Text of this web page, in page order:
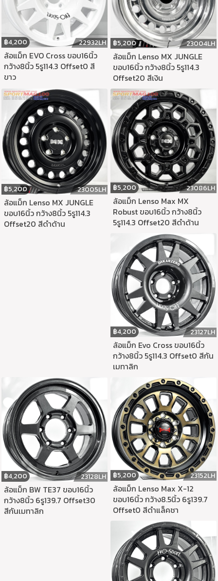
฿4,200 22932LH
ล้อแม็ก EVO Cross ขอบ16นิ้ว
กว้าง8นิ้ว 5รู114.3 Offset0 สี
ขาว
฿5,200 23004LH
ล้อแม็ก Lenso MX JUNGLE
ขอบ16นิ้ว กว้าง8นิ้ว 5รู114.3
Offset20 สีเงิน
฿5,200 23005LH
ล้อแม็ก Lenso MX JUNGLE
ขอบ16นิ้ว กว้าง8นิ้ว 5รู114.3
Offset20 สีดำด้าน
฿5,200 23086LH
ล้อแม็ก Lenso Max MX
Robust ขอบ16นิ้ว กว้าง8นิ้ว
5รู114.3 Offset20 สีดำด้าน
฿4,200 23127LH
ล้อแม็ก Evo Cross ขอบ16นิ้ว
กว้าง8นิ้ว 5รู114.3 Offset0 สีกัน
เมทาลิก
฿4,200 23128LH
ล้อแม็ก BW TE37 ขอบ16นิ้ว
กว้าง8นิ้ว 6รู139.7 Offset30
สีกันเมทาลิก
฿5,200 23152LH
ล้อแม็ก Lenso Max X-12
ขอบ16นิ้ว กว้าง8.5นิ้ว 6รู139.7
Offset0 สีดำแล็คชา